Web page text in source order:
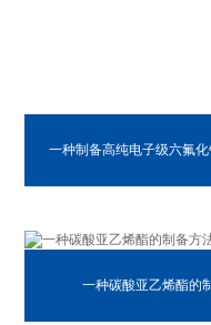
一种制备高纯电子级六氟
一种碳酸亚乙烯酯的